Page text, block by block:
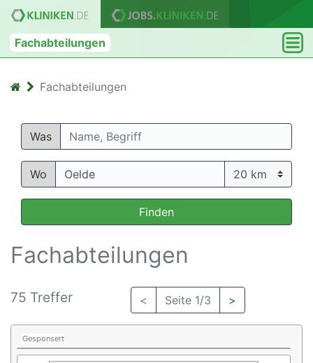
Fachabteilungen
Fachabteilungen
Was
Wo
Finden
Fachabteilungen
75 Treffer < Seite 1/3 >
Gesponsert